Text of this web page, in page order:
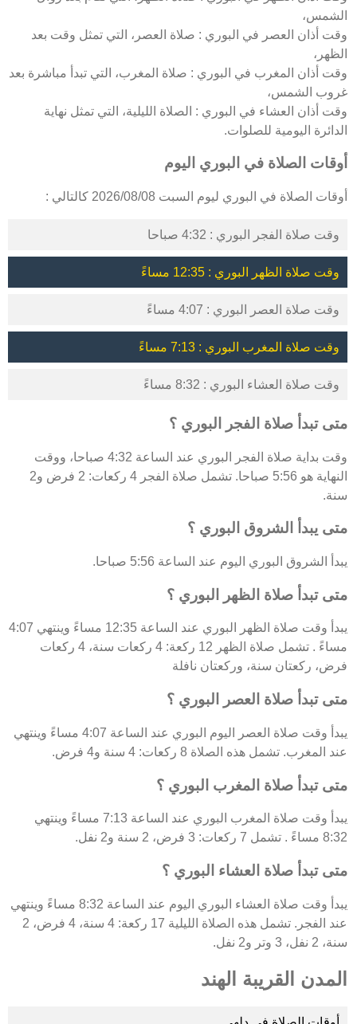
الشمس،
وقت أذان العصر في البوري : صلاة العصر، التي تمثل وقت بعد
الظهر،
وقت أذان المغرب في البوري : صلاة المغرب، التي تبدأ مباشرة بعد
غروب الشمس،
وقت أذان العشاء في البوري : الصلاة الليلية، التي تمثل نهاية
الدائرة اليومية للصلوات.
أوقات الصلاة في البوري اليوم
أوقات الصلاة في البوري ليوم السبت 2026/08/08 كالتالي :
وقت صلاة الفجر البوري : 4:32 صباحا
وقت صلاة الظهر البوري : 12:35 مساءً
وقت صلاة العصر البوري : 4:07 مساءً
وقت صلاة المغرب البوري : 7:13 مساءً
وقت صلاة العشاء البوري : 8:32 مساءً
متى تبدأ صلاة الفجر البوري ؟
وقت بداية صلاة الفجر البوري عند الساعة 4:32 صباحا، ووقت
النهاية هو 5:56 صباحا. تشمل صلاة الفجر 4 ركعات: 2 فرض و2
سنة.
متى يبدأ الشروق البوري ؟
يبدأ الشروق البوري اليوم عند الساعة 5:56 صباحا.
متى تبدأ صلاة الظهر البوري ؟
يبدأ وقت صلاة الظهر البوري عند الساعة 12:35 مساءً وينتهي 4:07
مساءً . تشمل صلاة الظهر 12 ركعة: 4 ركعات سنة، 4 ركعات
فرض، ركعتان سنة، وركعتان نافلة
متى تبدأ صلاة العصر البوري ؟
يبدأ وقت صلاة العصر اليوم البوري عند الساعة 4:07 مساءً وينتهي
عند المغرب. تشمل هذه الصلاة 8 ركعات: 4 سنة و4 فرض.
متى تبدأ صلاة المغرب البوري ؟
يبدأ وقت صلاة المغرب البوري عند الساعة 7:13 مساءً وينتهي
8:32 مساءً . تشمل 7 ركعات: 3 فرض، 2 سنة و2 نفل.
متى تبدأ صلاة العشاء البوري ؟
يبدأ وقت صلاة العشاء البوري اليوم عند الساعة 8:32 مساءً وينتهي
عند الفجر. تشمل هذه الصلاة الليلية 17 ركعة: 4 سنة، 4 فرض، 2
سنة، 2 نفل، 3 وتر و2 نفل.
المدن القريبة الهند